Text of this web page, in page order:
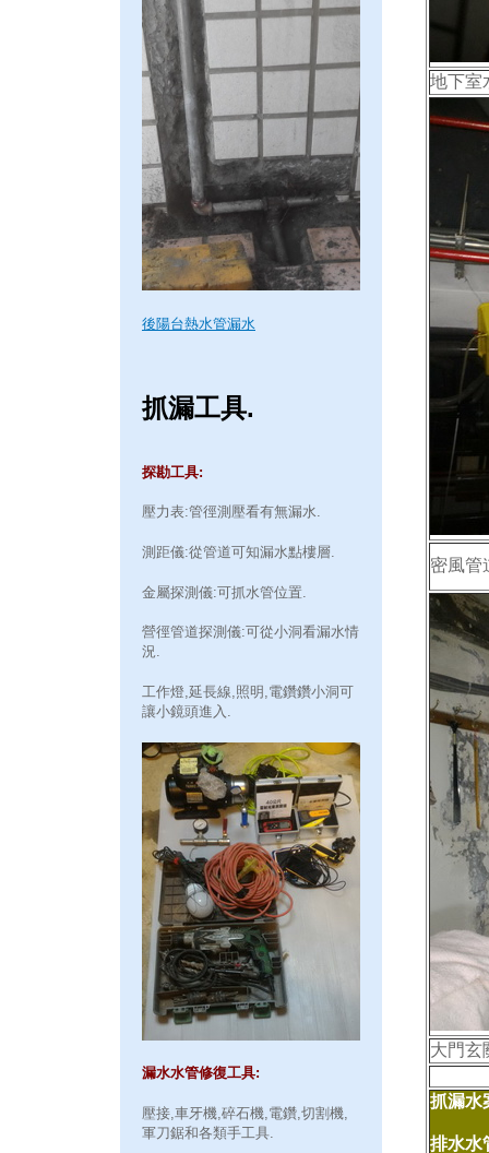
後陽台熱水管漏水
抓漏工具.
探勘工具:
壓力表:管徑測壓看有無漏水.
測距儀:從管道可知漏水點樓層.
金屬探測儀:可抓水管位置.
營徑管道探測儀:可從小洞看漏水情
況.
工作燈,延長線,照明,電鑽鑽小洞可
讓小鏡頭進入.
漏水水管修復工具:
壓接,車牙機,碎石機,電鑽,切割機,
軍刀鋸和各類手工具.
地下室
密風管
大門玄
抓漏水
排水水